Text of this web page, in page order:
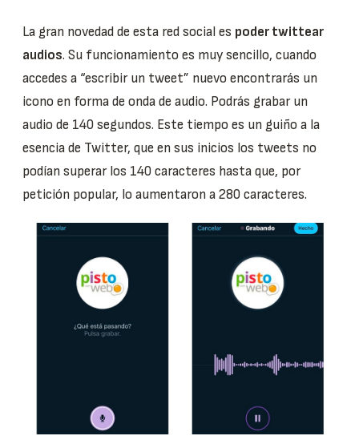
La gran novedad de esta red social es poder twittear
audios. Su funcionamiento es muy sencillo, cuando
accedes a “escribir un tweet” nuevo encontrarás un
icono en forma de onda de audio. Podrás grabar un
audio de 140 segundos. Este tiempo es un guiño a la
esencia de Twitter, que en sus inicios los tweets no
podían superar los 140 caracteres hasta que, por
petición popular, lo aumentaron a 280 caracteres.